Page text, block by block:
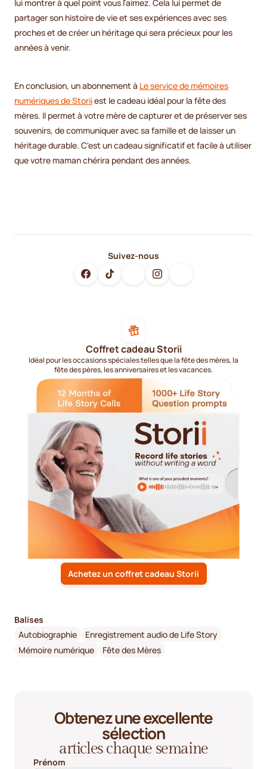
lui montrer à quel point vous l'aimez. Cela lui permet de
partager son histoire de vie et ses expériences avec ses
proches et de créer un héritage qui sera précieux pour les
années à venir.
En conclusion, un abonnement à Le service de mémoires
numériques de Storiiest le cadeau idéal pour la fête des
mères. Il permet à votre mère de capturer et de préserver ses
souvenirs, de communiquer avec sa famille et de laisser un
héritage durable. C'est un cadeau significatif et facile à utiliser
que votre maman chérira pendant des années.
Suivez-nous
Coffret cadeau Storii
Idéal pour les occasions spéciales telles que la fête des mères, la
fête des pères, les anniversaires et les vacances.
Achetez un coffret cadeau Storii
Balises
Autobiographie
Enregistrement audio de Life Story
Mémoire numérique
Fête des Mères
Obtenez une excellente
sélection
articles chaque semaine
Prénom